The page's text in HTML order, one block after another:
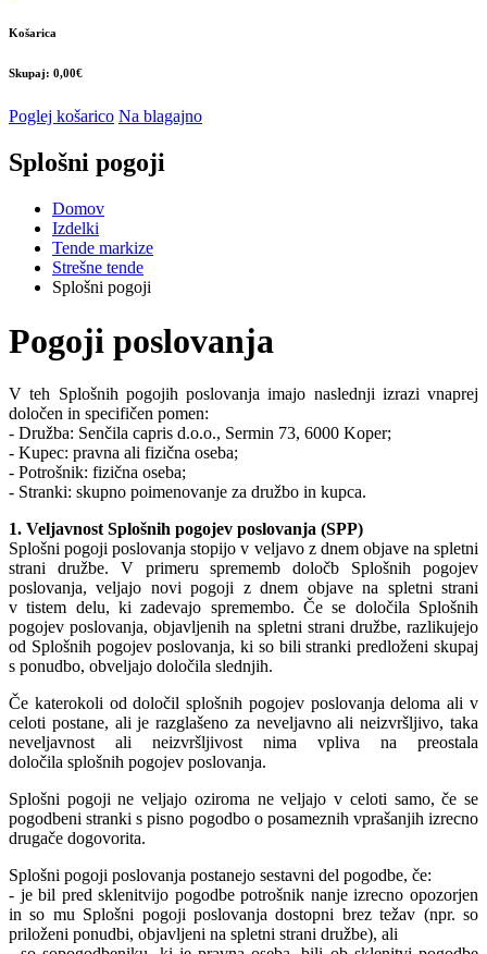
Košarica
Skupaj: 0,00€
Poglej košarico Na blagajno
Splošni pogoji
Domov
Izdelki
Tende markize
Strešne tende
Splošni pogoji
Pogoji poslovanja
V teh Splošnih pogojih poslovanja imajo naslednji izrazi vnaprej
določen in specifičen pomen:
- Družba: Senčila capris d.o.o., Sermin 73, 6000 Koper;
- Kupec: pravna ali fizična oseba;
- Potrošnik: fizična oseba;
- Stranki: skupno poimenovanje za družbo in kupca.
1. Veljavnost Splošnih pogojev poslovanja (SPP)
Splošni pogoji poslovanja stopijo v veljavo z dnem objave na spletni
strani družbe. V primeru sprememb določb Splošnih pogojev
poslovanja, veljajo novi pogoji z dnem objave na spletni strani
v tistem delu, ki zadevajo spremembo. Če se določila Splošnih
pogojev poslovanja, objavljenih na spletni strani družbe, razlikujejo
od Splošnih pogojev poslovanja, ki so bili stranki predloženi skupaj
s ponudbo, obveljajo določila slednjih.
Če katerokoli od določil splošnih pogojev poslovanja deloma ali v
celoti postane, ali je razglašeno za neveljavno ali neizvršljivo, taka
neveljavnost ali neizvršljivost nima vpliva na preostala
določila splošnih pogojev poslovanja.
Splošni pogoji ne veljajo oziroma ne veljajo v celoti samo, če se
pogodbeni stranki s pisno pogodbo o posameznih vprašanjih izrecno
drugače dogovorita.
Splošni pogoji poslovanja postanejo sestavni del pogodbe, če:
- je bil pred sklenitvijo pogodbe potrošnik nanje izrecno opozorjen
in so mu Splošni pogoji poslovanja dostopni brez težav (npr. so
priloženi ponudbi, objavljeni na spletni strani družbe), ali